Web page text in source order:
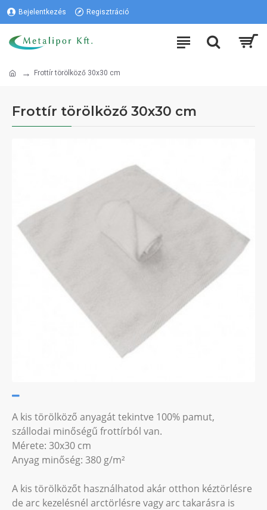
Bejelentkezés Regisztráció
Frottír törölköző 30x30 cm
Frottír törölköző 30x30 cm
A kis törölköző anyagát tekintve 100% pamut,
szállodai minőségű frottírból van.
Mérete: 30x30 cm
Anyag minőség: 380 g/m²
A kis törölközőt használhatod akár otthon kéztörlésre
de arc kezelésnél arctörlésre vagy arc takarásra is